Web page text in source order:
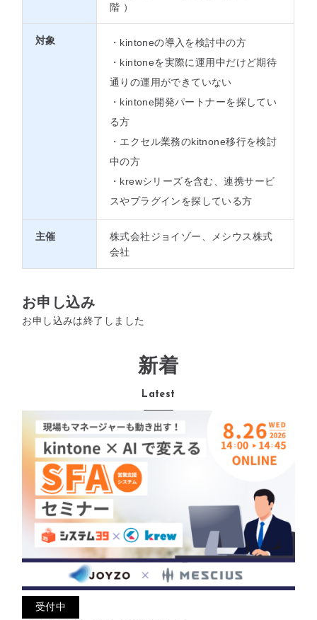
階 ）
対象
・kintoneの導入を検討中の方
・kintoneを実際に運用中だけど期待
通りの運用ができていない
・kintone開発パートナーを探してい
る方
・エクセル業務のkitnone移行を検討
中の方
・krewシリーズを含む、連携サービ
スやプラグインを探している方
主催
株式会社ジョイゾー、メシウス株式
会社
お申し込み
お申し込みは終了しました
新着
Latest
受付中